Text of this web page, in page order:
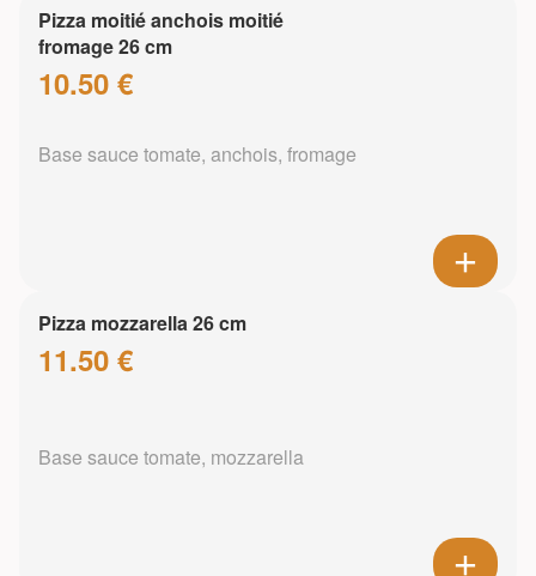
Pizza moitié anchois moitié
fromage 26 cm
10.50 €
Base sauce tomate, anchois, fromage
Pizza mozzarella 26 cm
11.50 €
Base sauce tomate, mozzarella